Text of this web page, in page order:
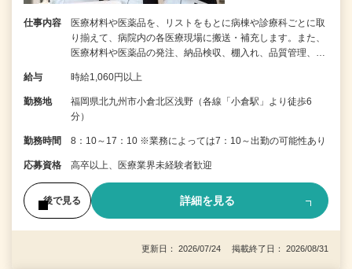
仕事内容
医療材料や医薬品を、リストをもとに病棟や診療科ごとに取
り揃えて、病院内の各医療現場に搬送・補充します。また、
医療材料や医薬品の発注、納品検収、棚入れ、品質管理、…
給与 時給1,060円以上
勤務地
福岡県北九州市小倉北区浅野（各線「小倉駅」より徒歩6
分）
勤務時間 8：10～17：10 ※業務によっては7：10～出勤の可能性あり
応募資格 高卒以上、医療業界未経験者歓迎
後で見る 詳細を見る
更新日： 2026/07/24 掲載終了日： 2026/08/31